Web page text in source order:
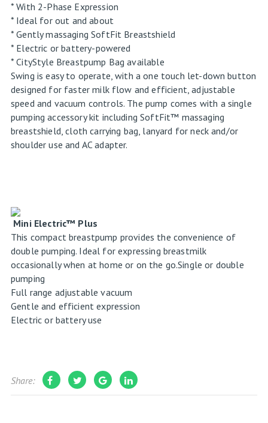
* With 2-Phase Expression
* Ideal for out and about
* Gently massaging SoftFit Breastshield
* Electric or battery-powered
* CityStyle Breastpump Bag available
Swing is easy to operate, with a one touch let-down button
designed for faster milk flow and efficient, adjustable
speed and vacuum controls. The pump comes with a single
pumping accessory kit including SoftFit™ massaging
breastshield, cloth carrying bag, lanyard for neck and/or
shoulder use and AC adapter.
Mini Electric™ Plus
This compact breastpump provides the convenience of
double pumping. Ideal for expressing breastmilk
occasionally when at home or on the go.Single or double
pumping
Full range adjustable vacuum
Gentle and efficient expression
Electric or battery use
Share: